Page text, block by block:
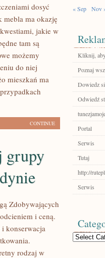
dosyć
ma okazję
jakie w
tam są
możemy
do niej
mieszkań ma
CONTINUE
grupy
Zdobywających
i ceną.
konserwacja
rodzaj w
« Sep Nov
Kliknij,
Poznaj
Dowiedz
Odwiedź
Portal
Serwis
Tutaj
http://
Serwis
Categories